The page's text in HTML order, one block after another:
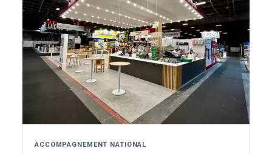
ACCOMPAGNEMENT NATIONAL